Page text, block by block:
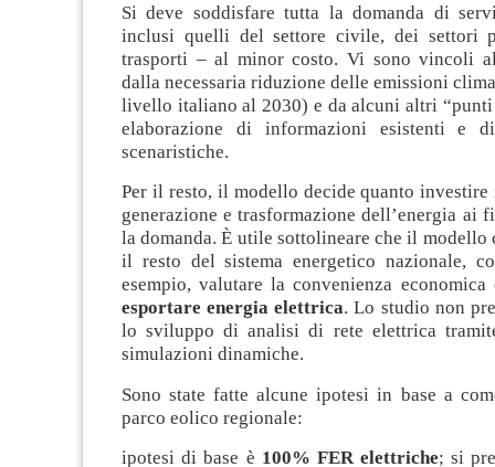
Si deve soddisfare tutta la domanda di
inclusi quelli del settore civile, dei settori
trasporti – al minor costo. Vi sono vincoli
dalla necessaria riduzione delle emissioni
livello italiano al 2030) e da alcuni altri
elaborazione di informazioni esistenti e
scenaristiche.
Per il resto, il modello decide quanto
generazione e trasformazione dell’energia ai
la domanda. È utile sottolineare che il modello
il resto del sistema energetico nazionale,
esempio, valutare la convenienza
esportare energia elettrica. Lo studio non
lo sviluppo di analisi di rete elettrica
simulazioni dinamiche.
Sono state fatte alcune ipotesi in base a
parco eolico regionale:
ipotesi di base è 100% FER elettriche; si